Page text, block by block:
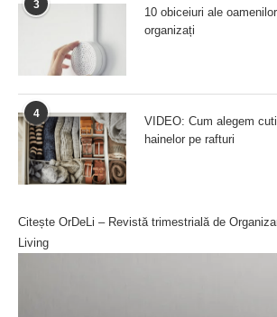
3
10 obiceiuri ale
organizați
4
VIDEO: Cum alegem
hainelor pe rafturi
Citește OrDeLi – Revistă trimestrială de
Living